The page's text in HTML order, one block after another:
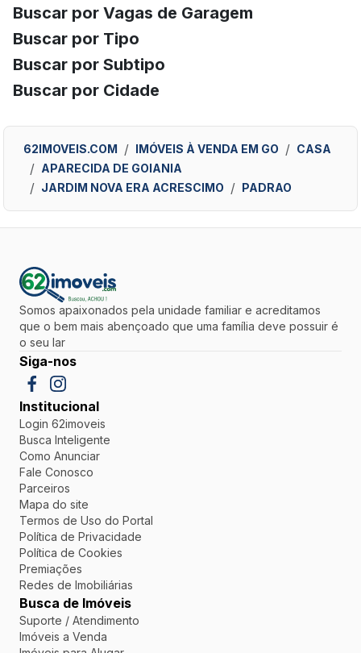
Buscar por Vagas de Garagem
Buscar por Tipo
Buscar por Subtipo
Buscar por Cidade
62IMOVEIS.COM IMÓVEIS À VENDA EM GO
CASA
APARECIDA DE GOIANIA
JARDIM NOVA ERA ACRESCIMO
PADRAO
Somos apaixonados pela unidade familiar e acreditamos
que o bem mais abençoado que uma família deve possuir é
o seu lar
Siga-nos
Institucional
Login 62imoveis
Busca Inteligente
Como Anunciar
Fale Conosco
Parceiros
Mapa do site
Termos de Uso do Portal
Política de Privacidade
Política de Cookies
Premiações
Redes de Imobiliárias
Busca de Imóveis
Suporte / Atendimento
Imóveis a Venda